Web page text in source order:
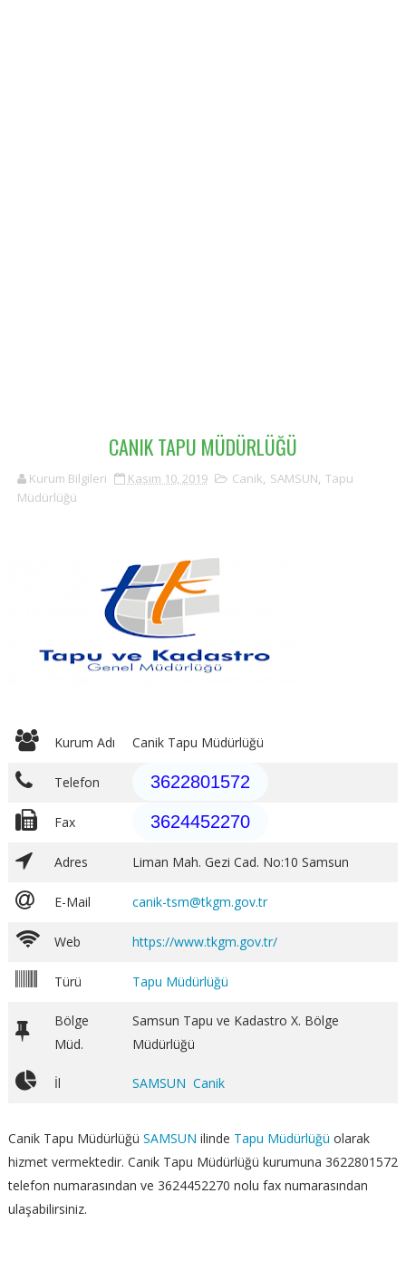
CANIK TAPU MÜDÜRLÜĞÜ
Kurum Bilgileri Kasım 10, 2019 Canik, SAMSUN, Tapu
Müdürlüğü
Kurum Adı Canik Tapu Müdürlüğü
Telefon 3622801572
Fax 3624452270
Adres Liman Mah. Gezi Cad. No:10 Samsun
E-Mail canik-tsm@tkgm.gov.tr
Web https://www.tkgm.gov.tr/
Türü Tapu Müdürlüğü
Bölge
Müd.
Samsun Tapu ve Kadastro X. Bölge
Müdürlüğü
İl SAMSUN Canik
Canik Tapu Müdürlüğü SAMSUN ilinde Tapu Müdürlüğü olarak
hizmet vermektedir. Canik Tapu Müdürlüğü kurumuna 3622801572
telefon numarasından ve 3624452270 nolu fax numarasından
ulaşabilirsiniz.